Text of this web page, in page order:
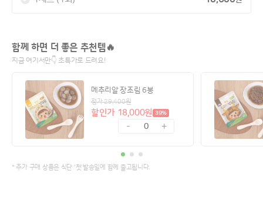
함께 하면 더 좋은 추천템🔥
지금 여기서만👇 초특가로 드려요!
메추리알 장조림 6봉
정가 29,400원
할인가 18,000원 39%
- 0 +
* 추가 구매 상품은 식단 '첫'발송일에 함께 출고됩니다.